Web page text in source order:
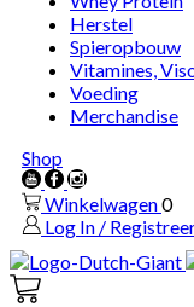
Herstel
Spieropbouw
Vitamines,
Voeding
Merchandise
Shop
Youtube
Facebook
Instagram
Winkelwagen0
Log In /